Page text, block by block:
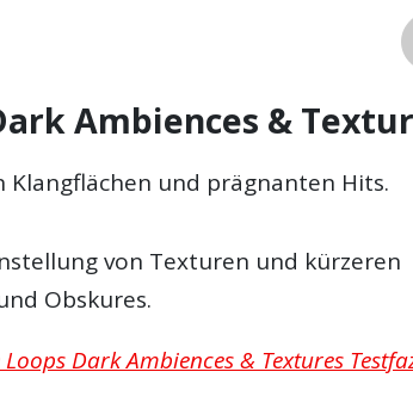
Ambiences &
Klangflächen und prägnanten Hits.
von Texturen und kürzeren
Obskures.
Dark Ambiences & Textures